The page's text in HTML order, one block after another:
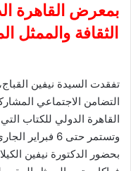
بمعرض القاهرة
الثقافة والممثل
تفقدت السيدة نيفين القباج،
القاهرة الدولي للكتاب
وتستمر حتى 6
بحضور الدكتورة نيفين